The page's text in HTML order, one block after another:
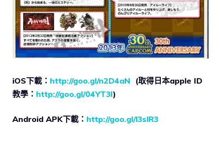
iOS下載： http://goo.gl/n2D4aN (取得日本apple ID
教學： http://goo.gl/04YT3I)
Android APK下載： http://goo.gl/l3slR3